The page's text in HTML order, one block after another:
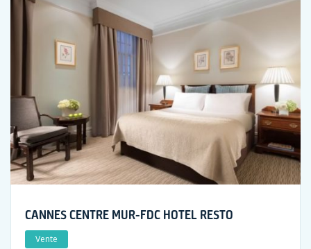
CANNES CENTRE MUR-FDC HOTEL RESTO
Vente